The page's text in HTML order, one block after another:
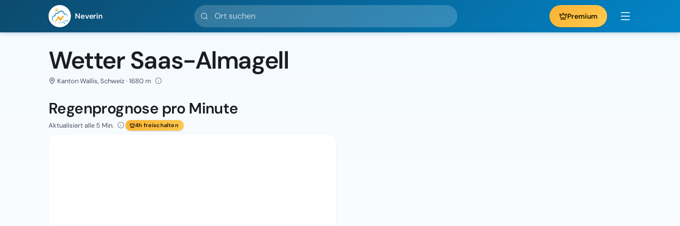
Neverin
Ort suchen
Premium
Wetter Saas-Almagell
Kanton Wallis, Schweiz · 1680 m
Regenprognose pro Minute
Aktualisiert alle 5 Min. 4h freischalten